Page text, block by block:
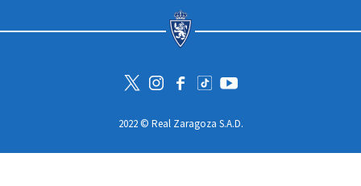
2022 © Real Zaragoza S.A.D.